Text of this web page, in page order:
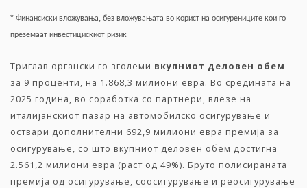
* Финансиски вложувања, без вложувањата во корист на осигурениците кои го
преземаат инвестицискиот ризик
Триглав органски го зголеми вкупниот деловен обем
за 9 проценти, на 1.868,3 милиони евра. Во средината на
2025 година, во соработка со партнери, влезе на
италијанскиот пазар на автомобилско осигурување и
оствари дополнителни 692,9 милиони евра премија за
осигурување, со што вкупниот деловен обем достигна
2.561,2 милиони евра (раст од 49%). Бруто полисираната
премија од осигурување, соосигурување и реосигурување